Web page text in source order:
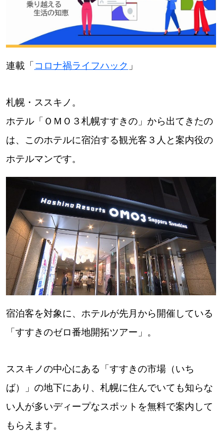
北海道で暮らす、あなたとつくる、
明日への”きっかけ”WEBマガジン
パートナーメディア Sitakkeパートナー
運営会社 広告掲載
情報提供・お問い合わせ 利用規約
【道北のお気に入りを見つけたい】
【道東のお気に入りを見つけたい】
連載「 コロナ禍ライフハック 」
札幌・ススキノ。
ホテル「ＯＭＯ３札幌すすきの」から出てきたの
は、このホテルに宿泊する観光客３人と案内役の
ホテルマンです。
宿泊客を対象に、ホテルが先月から開催している
「すすきのゼロ番地開拓ツアー」。
ススキノの中心にある「すすきの市場（いち
ば）」の地下にあり、札幌に住んでいても知らな
い人が多いディープなスポットを無料で案内して
もらえます。